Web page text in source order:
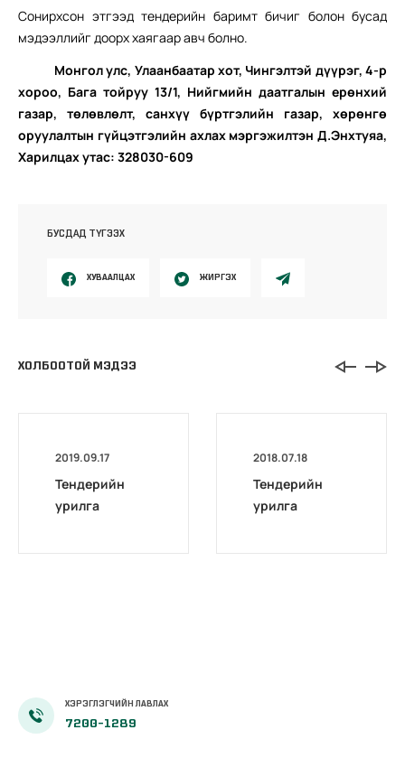
Сонирхсон этгээд тендерийн баримт бичиг болон бусад
мэдээллийг доорх хаягаар авч болно.
Монгол улс, Улаанбаатар хот, Чингэлтэй дүүрэг, 4-р
хороо, Бага тойруу 13/1, Нийгмийн даатгалын ерөнхий
газар, төлөвлөлт, санхүү бүртгэлийн газар, хөрөнгө
оруулалтын гүйцэтгэлийн ахлах мэргэжилтэн Д.Энхтуяа,
Харилцах утас: 328030-609
БУСДАД ТҮГЭЭХ
ХУВААЛЦАХ ЖИРГЭХ
ХОЛБООТОЙ МЭДЭЭ
2019.09.17
Тендерийн
урилга
2018.07.18
Тендерийн
урилга
ХЭРЭГЛЭГЧИЙН ЛАВЛАХ
7200-1289